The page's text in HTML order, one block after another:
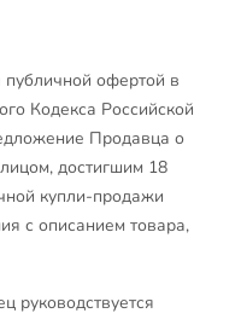
офертой в
Кодекса Российской
Продавца о
достигшим 18
купли-продажи
с описанием товара,
руководствуется